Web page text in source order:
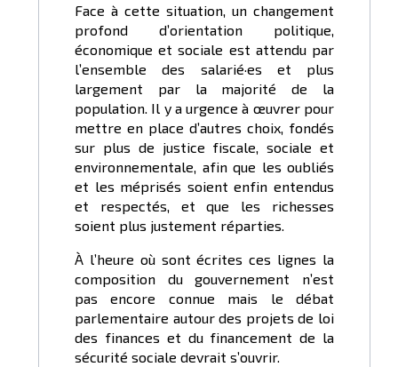
Face à cette situation, un changement
profond d’orientation politique,
économique et sociale est attendu par
l’ensemble des salarié·es et plus
largement par la majorité de la
population. Il y a urgence à œuvrer pour
mettre en place d’autres choix, fondés
sur plus de justice fiscale, sociale et
environnementale, afin que les oubliés
et les méprisés soient enfin entendus
et respectés, et que les richesses
soient plus justement réparties.
À l’heure où sont écrites ces lignes la
composition du gouvernement n’est
pas encore connue mais le débat
parlementaire autour des projets de loi
des finances et du financement de la
sécurité sociale devrait s’ouvrir.